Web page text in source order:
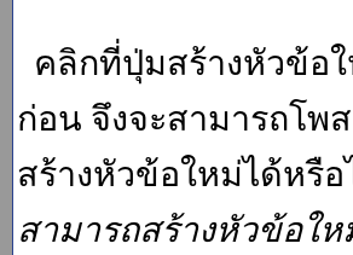
คลิกที่ปุ่มสร้างหัวข้อ
ก่อน จึงจะสามารถโ
สร้างหัวข้อใหม่ได้หรื
สามารถสร้างหัวข้อใ